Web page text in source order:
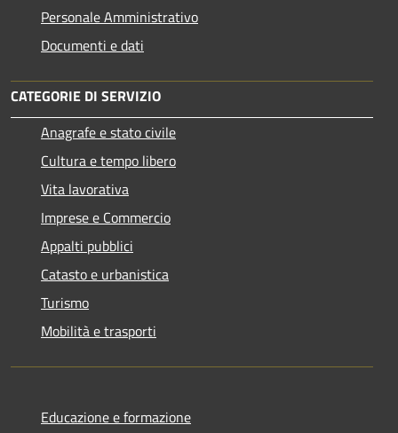
Personale Amministrativo
Documenti e dati
CATEGORIE DI SERVIZIO
Anagrafe e stato civile
Cultura e tempo libero
Vita lavorativa
Imprese e Commercio
Appalti pubblici
Catasto e urbanistica
Turismo
Mobilità e trasporti
Educazione e formazione